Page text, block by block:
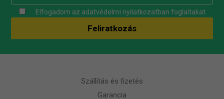
Elfogadom az adatvédelmi nyilatkozatban foglaltakat
Szállítás és fizetés
Garancia